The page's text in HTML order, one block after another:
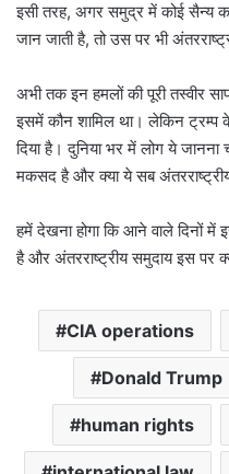
इसी तरह, अगर समुद्र में कोई सैन्य
जान जाती है, तो उस पर भी
अभी तक इन हमलों की पूरी तस्वीर
इसमें कौन शामिल था। लेकिन
दिया है। दुनिया भर में लोग ये
मकसद है और क्या ये सब अंतरराष्ट्रीय
हमें देखना होगा कि आने वाले दिनों में
है और अंतरराष्ट्रीय समुदाय इस पर
CIA operations
Donald Trump
human rights